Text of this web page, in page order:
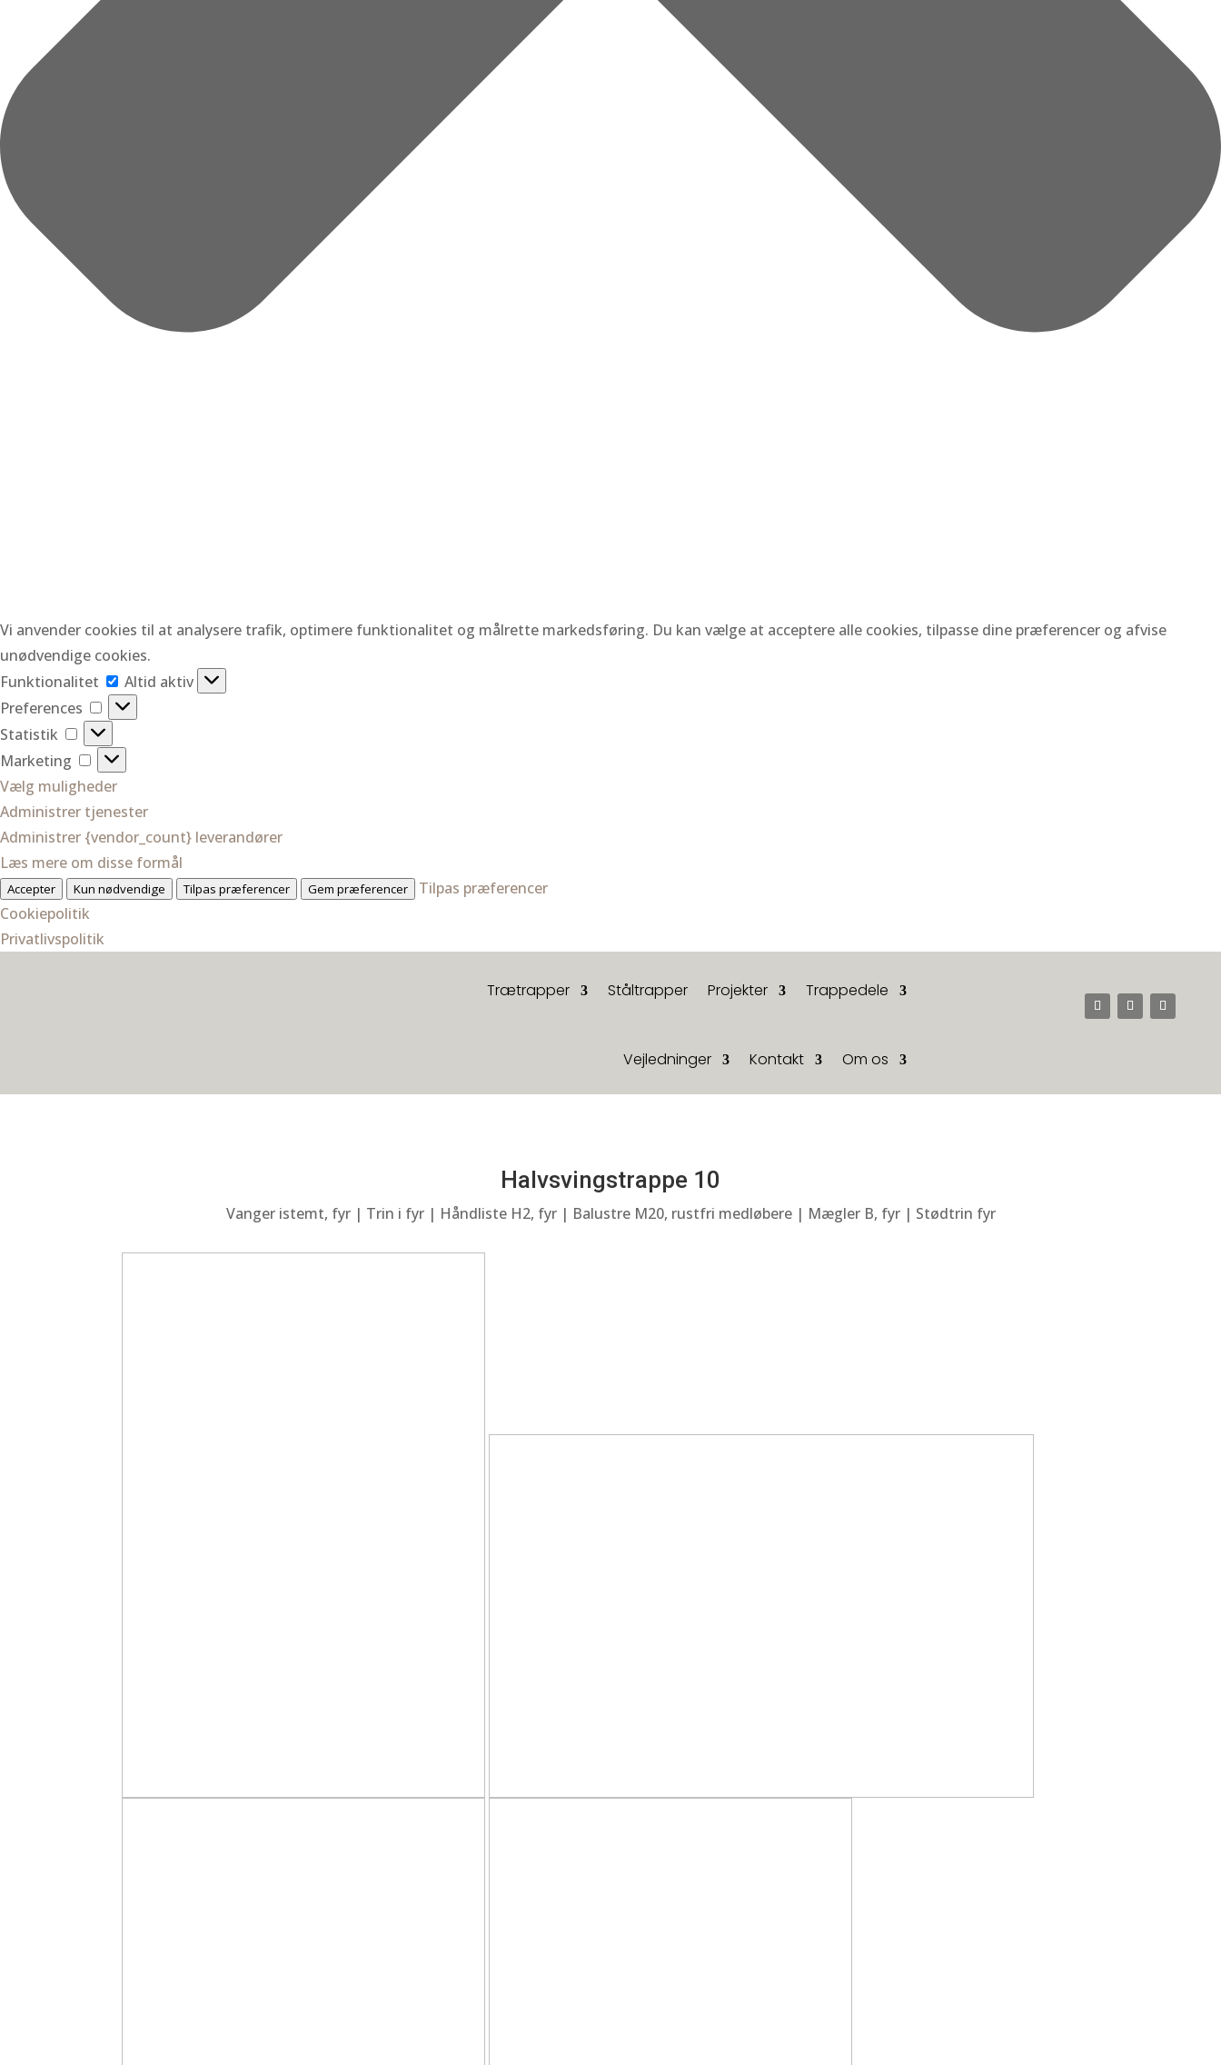
Vi anvender cookies til at analysere trafik, optimere funktionalitet og målrette markedsføring. Du kan vælge at acceptere alle cookies, tilpasse dine præferencer og afvise
unødvendige cookies.
Funktionalitet
Funktionalitet
Altid aktiv
Preferences
Preferences
Statistik
Statistik
Marketing
Marketing
Vælg muligheder
Administrer tjenester
Administrer {vendor_count} leverandører
Læs mere om disse formål
Accepter Kun nødvendige Tilpas præferencer Gem præferencer
Tilpas præferencer
Cookiepolitik
Privatlivspolitik
Trætrapper Ståltrapper Projekter Trappedele
Vejledninger Kontakt Om os
Halvsvingstrappe 10
Vanger istemt, fyr | Trin i fyr | Håndliste H2, fyr | Balustre M20, rustfri medløbere | Mægler B, fyr | Stødtrin fyr